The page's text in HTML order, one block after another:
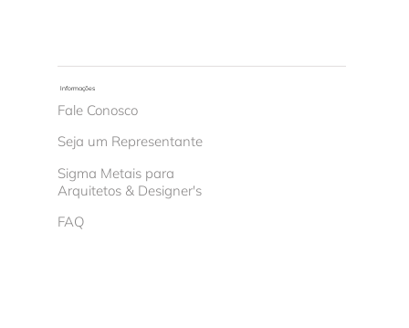
Informações
Fale Conosco
Seja um Representante
Sigma Metais para
Arquitetos & Designer's
FAQ